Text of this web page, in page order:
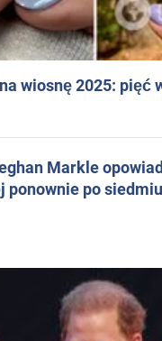
wiosnę 2025: pięć
Markle
ponownie po